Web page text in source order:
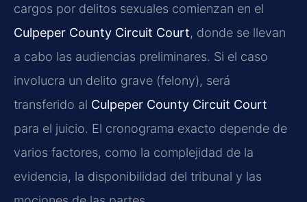
cargos por delitos sexuales comienzan en el
Culpeper County Circuit Court, donde se llevan
a cabo las audiencias preliminares. Si el caso
involucra un delito grave (felony), será
transferido al Culpeper County Circuit Court
para el juicio. El cronograma exacto depende de
varios factores, como la complejidad de la
evidencia, la disponibilidad del tribunal y las